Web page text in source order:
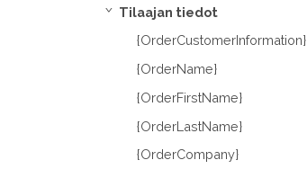
› Tilaajan tiedot
{OrderCustomerInformation}
{OrderName}
{OrderFirstName}
{OrderLastName}
{OrderCompany}